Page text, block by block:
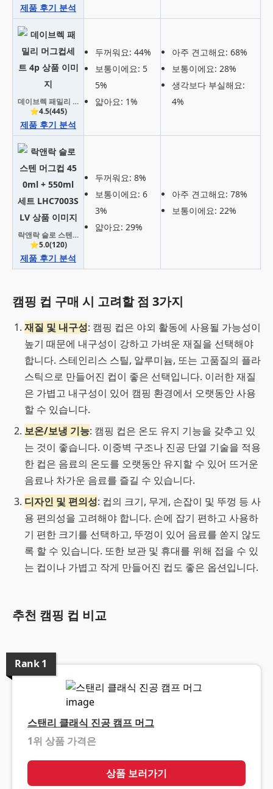
제품 후기 분석
데이브렉 패밀리 머그컵세트 4p
⭐4.5(445)
제품 후기 분석
두꺼워요: 44%
보통이에요: 5
5%
얇아요: 1%
아주 견고해요: 68%
보통이에요: 28%
생각보다 부실해요:
4%
락앤락 슬로 스텐 머그컵 450ml + 550ml 세트 LHC7003SLV
⭐5.0(120)
제품 후기 분석
두꺼워요: 8%
보통이에요: 6
3%
얇아요: 29%
아주 견고해요: 78%
보통이에요: 22%
캠핑 컵 구매 시 고려할 점 3가지
재질 및 내구성: 캠핑 컵은 야외 활동에 사용될 가능성이
높기 때문에 내구성이 강하고 가벼운 재질을 선택해야
합니다. 스테인리스 스틸, 알루미늄, 또는 고품질의 플라
스틱으로 만들어진 컵이 좋은 선택입니다. 이러한 재질
은 가볍고 내구성이 있어 캠핑 환경에서 오랫동안 사용
할 수 있습니다.
보온/보냉 기능: 캠핑 컵은 온도 유지 기능을 갖추고 있
는 것이 좋습니다. 이중벽 구조나 진공 단열 기술을 적용
한 컵은 음료의 온도를 오랫동안 유지할 수 있어 뜨거운
음료나 차가운 음료를 즐길 수 있습니다.
디자인 및 편의성: 컵의 크기, 무게, 손잡이 및 뚜껑 등 사
용 편의성을 고려해야 합니다. 손에 잡기 편하고 사용하
기 편한 크기를 선택하고, 뚜껑이 있어 음료를 쏟지 않도
록 할 수 있습니다. 또한 보관 및 휴대를 위해 접을 수 있
는 컵이나 가볍고 작게 만들어진 컵도 좋은 옵션입니다.
추천 캠핑 컵 비교
Rank1
스탠리 클래식 진공 캠프 머그
1위 상품 가격은
상품 보러가기